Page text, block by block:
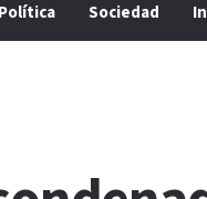
Política Sociedad